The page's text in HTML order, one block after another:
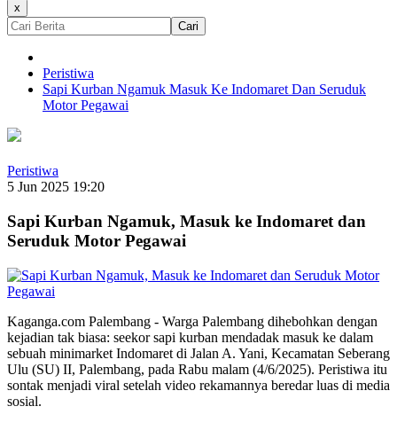
x
Cari
Peristiwa
Sapi Kurban Ngamuk Masuk Ke Indomaret Dan Seruduk
Motor Pegawai
Peristiwa
5 Jun 2025 19:20
Sapi Kurban Ngamuk, Masuk ke Indomaret dan
Seruduk Motor Pegawai
Kaganga.com Palembang - Warga Palembang dihebohkan dengan
kejadian tak biasa: seekor sapi kurban mendadak masuk ke dalam
sebuah minimarket Indomaret di Jalan A. Yani, Kecamatan Seberang
Ulu (SU) II, Palembang, pada Rabu malam (4/6/2025). Peristiwa itu
sontak menjadi viral setelah video rekamannya beredar luas di media
sosial.